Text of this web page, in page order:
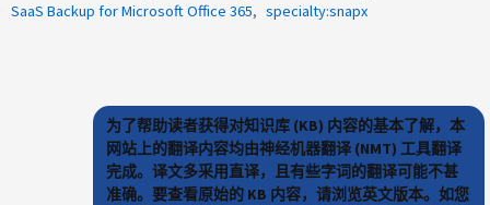
SaaS Backup for Microsoft Office 365
specialty:snapx
为了帮助读者获得对知识库 (KB) 内容的基本了解，本
网站上的翻译内容均由神经机器翻译 (NMT) 工具翻译
完成。译文多采用直译，且有些字词的翻译可能不甚
准确。要查看原始的 KB 内容，请浏览英文版本。如您